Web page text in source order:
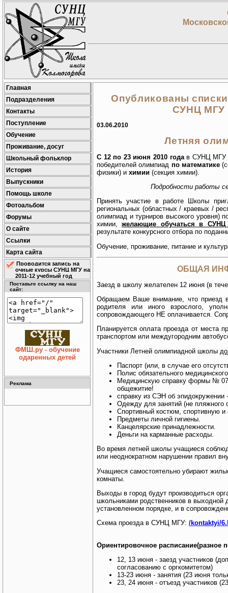
Главная
Подразделения
Контакты
Поступление
Обучение
Проживание, досуг
Школьный фольклор
История
Выпускники
Помощь школе
Фотоальбом
Форумы
О сайте
Ссылки
Карта сайта
Проводится запись на
очные курсы СУНЦ МГУ на
2011-12 учебный год
Поставьте ссылку на наш
сайт:
ФМШ.ру - обучение
одаренных детей
Реклама
Опубликованы
СУНЦ МГУ
03.06.2010
Летняя
С 12 по 23 июня 2010 годав СУНЦ МГУ в
победителей олимпиад по математике
физики) и химии (секция химии).
Подробности работы
Принять участие в работе Школы
региональных (областных / краевых /
олимпиад и турниров высокого уровня)
химии,желающие обучаться в
результате конкурсного отбора по
Обучение, проживание, питание и
ОБЩАЯ
Заезд в школу желателен 12 июня (в
Обращаем Ваше внимание, что
родителя или иного взрослого,
сопровождающего НЕ оплачивается.
Планируется оплата проезда от места
транспортом или междугородним
Участники Летней олимпиадной школы
Паспорт (или, в случае его
Полис обязательного
Медицинскую справку формы №
общежитие!
справку из СЭН об
Одежду для занятий (не пляжного
Спортивный костюм, спортивную
Предметы личной гигиены.
Канцелярские принадлежности.
Деньги на карманные расходы.
Во время летней школы учащиеся
или неоднократном нарушении правил
Учащиеся самостоятельно убирают
комнаты.
Выходы в город будут производиться
школьниками родственников в выходной
установленном порядке, и в
Схема проезда в СУНЦ МГУ: /kontaktyi/
Ориентировочное расписание(разное
12, 13 июня - заезд участников
согласованию с оргкомитетом)
13-23 июня - занятия (23 июня
23, 24 июня - отъезд участников